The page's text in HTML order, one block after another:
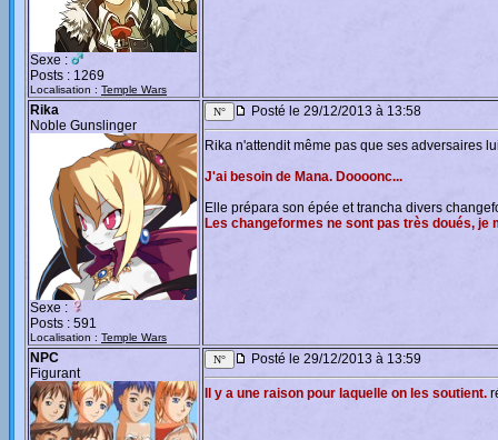
Sexe :
Posts : 1269
Localisation : Temple Wars
Rika
Noble Gunslinger
Sexe :
Posts : 591
Localisation : Temple Wars
Posté le 29/12/2013 à 13:58
Rika n'attendit même pas que ses adversaires
J'ai besoin de Mana. Doooonc...
Elle prépara son épée et trancha divers
Les changeformes ne sont pas très doués, je
NPC
Figurant
Posté le 29/12/2013 à 13:59
Il y a une raison pour laquelle on les soutient.